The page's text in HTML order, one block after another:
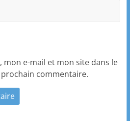
e-mail et mon site dans le
commentaire.